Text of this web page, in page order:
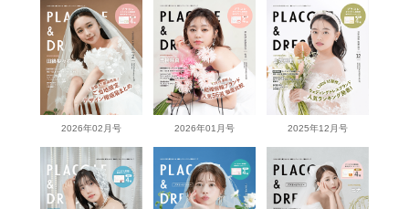
2026年02月号 2026年01月号 2025年12月号